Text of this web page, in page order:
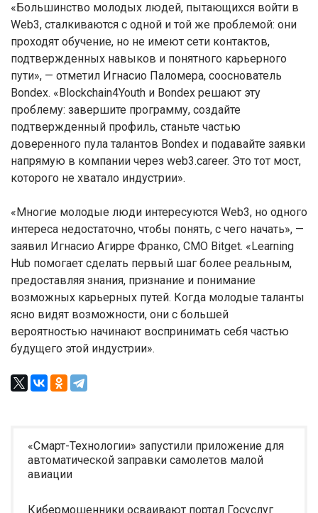
«Большинство молодых людей, пытающихся войти в
Web3, сталкиваются с одной и той же проблемой: они
проходят обучение, но не имеют сети контактов,
подтвержденных навыков и понятного карьерного
пути», — отметил Игнасио Паломера, сооснователь
Bondex. «Blockchain4Youth и Bondex решают эту
проблему: завершите программу, создайте
подтвержденный профиль, станьте частью
доверенного пула талантов Bondex и подавайте заявки
напрямую в компании через web3.career. Это тот мост,
которого не хватало индустрии».
«Многие молодые люди интересуются Web3, но одного
интереса недостаточно, чтобы понять, с чего начать», —
заявил Игнасио Агирре Франко, CMO Bitget. «Learning
Hub помогает сделать первый шаг более реальным,
предоставляя знания, признание и понимание
возможных карьерных путей. Когда молодые таланты
ясно видят возможности, они с большей
вероятностью начинают воспринимать себя частью
будущего этой индустрии».
«Смарт-Технологии» запустили приложение для
автоматической заправки самолетов малой
авиации
Кибермошенники осваивают портал Госуслуг